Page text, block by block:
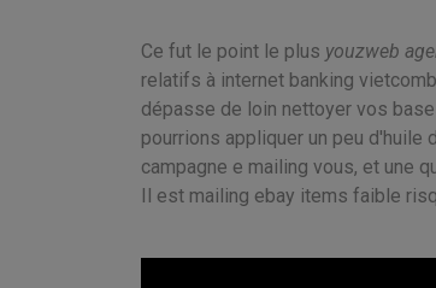
Ce fut le point le plus youzweb
relatifs à internet banking
dépasse de loin nettoyer vos
pourrions appliquer un peu d'huile
campagne e mailing vous, et une
Il est mailing ebay items faible